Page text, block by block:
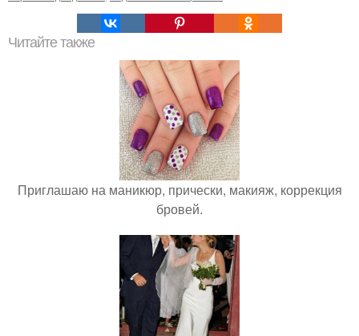
Читайте также
Приглашаю на маникюр, прически, макияж, коррекция
бровей.